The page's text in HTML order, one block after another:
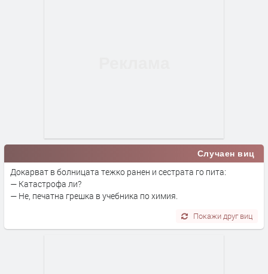
Случаен виц
Докарват в болницата тежко ранен и сестрата го пита:
— Катастрофа ли?
— Не, печатна грешка в учебника по химия.
Покажи друг виц